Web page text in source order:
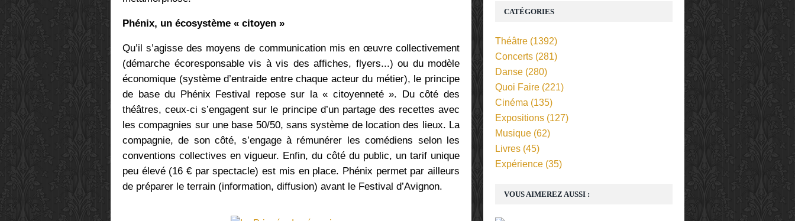
Phénix, un écosystème « citoyen »
Qu’il s’agisse des moyens de communication mis en œuvre collectivement
(démarche écoresponsable vis à vis des affiches, flyers...) ou du modèle
économique (système d’entraide entre chaque acteur du métier), le principe
de base du Phénix Festival repose sur la « citoyenneté ». Du côté des
théâtres, ceux-ci s’engagent sur le principe d’un partage des recettes avec
les compagnies sur une base 50/50, sans système de location des lieux. La
compagnie, de son côté, s’engage à rémunérer les comédiens selon les
conventions collectives en vigueur. Enfin, du côté du public, un tarif unique
peu élevé (16 € par spectacle) est mis en place. Phénix permet par ailleurs
de préparer le terrain (information, diffusion) avant le Festival d’Avignon.
VOUS AIMEREZ AUSSI :
CATÉGORIES
Théâtre (1392)
Concerts (281)
Danse (280)
Quoi Faire (221)
Cinéma (135)
Expositions (127)
Musique (62)
Livres (45)
Expérience (35)